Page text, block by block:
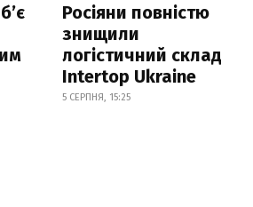
Росіяни повністю
знищили
логістичний склад
Intertop Ukraine
5 СЕРПНЯ, 15:25